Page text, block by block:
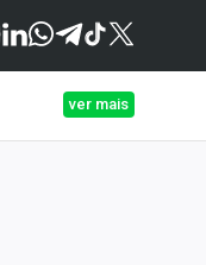
ver mais